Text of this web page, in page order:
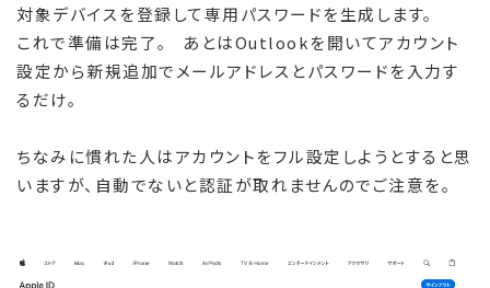
対象デバイスを登録して専用パスワードを生成します。
これで準備は完了。 あとはOutlookを開いてアカウント
設定から新規追加でメールアドレスとパスワードを入力す
るだけ。
ちなみに慣れた人はアカウントをフル設定しようとすると思
いますが、自動でないと認証が取れませんのでご注意を。